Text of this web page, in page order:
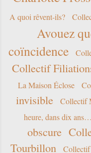
A quoi rêvent-ils?
Avouez
coïncidence
Collectif
La Maison Éclose
invisible
Collectif
heure, dans dix ans…
obscure
Tourbillon
Collectif